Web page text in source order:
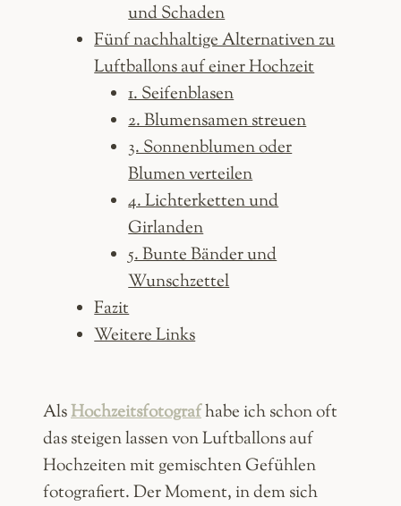
und Schaden
Fünf nachhaltige Alternativen zu
Luftballons auf einer Hochzeit
1. Seifenblasen
2. Blumensamen streuen
3. Sonnenblumen oder
Blumen verteilen
4. Lichterketten und
Girlanden
5. Bunte Bänder und
Wunschzettel
Fazit
Weitere Links
AlsHochzeitsfotografhabe ich schon oft
das steigen lassen von Luftballons auf
Hochzeiten mit gemischten Gefühlen
fotografiert. Der Moment, in dem sich